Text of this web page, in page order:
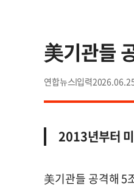
美기관들
연합뉴스
2013년부터
美기관들 공격해 5